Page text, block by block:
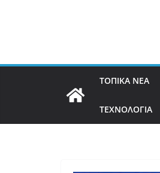
ΤΟΠΙΚΑ ΝΕΑ
ΤΕΧΝΟΛΟΓΙΑ